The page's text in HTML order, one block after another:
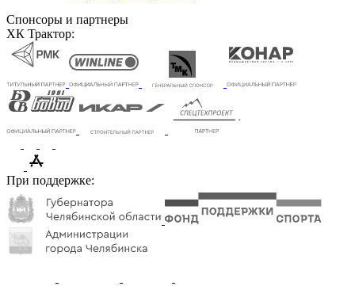
Спонсоры и партнеры
ХК Трактор:
При поддержке: